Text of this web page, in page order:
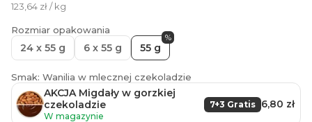
123,64 zł / kg
Rozmiar opakowania
24 x 55 g 6 x 55 g 55 g
%
Smak: Wanilia w mlecznej czekoladzie
AKCJA Migdały w gorzkiej
czekoladzie
W magazynie
7+3 Gratis 6,80 zł